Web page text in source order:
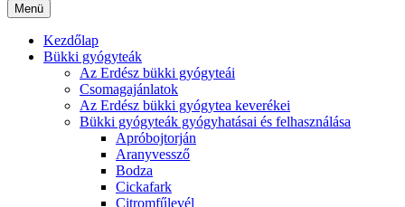
Menü
Kezdőlap
Bükki gyógyteák
Az Erdész bükki gyógyteái
Csomagajánlatok
Az Erdész bükki gyógytea keverékei
Bükki gyógyteák gyógyhatásai és felhasználása
Apróbojtorján
Aranyvessző
Bodza
Cickafark
Citromfűlevél